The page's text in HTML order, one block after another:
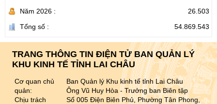
Năm 2026 :
26.503
Tổng số :
54.869.543
TRANG THÔNG TIN ĐIỆN TỬ BAN QUẢN LÝ
KHU KINH TẾ TỈNH LAI CHÂU
Cơ quan chủ
quản:
Chịu trách
Ban Quản lý Khu kinh tế tỉnh Lai Châu
Ông Vũ Huy Hòa - Trưởng ban Biên tập
Số 005 Điện Biên Phủ, Phường Tân Phong,